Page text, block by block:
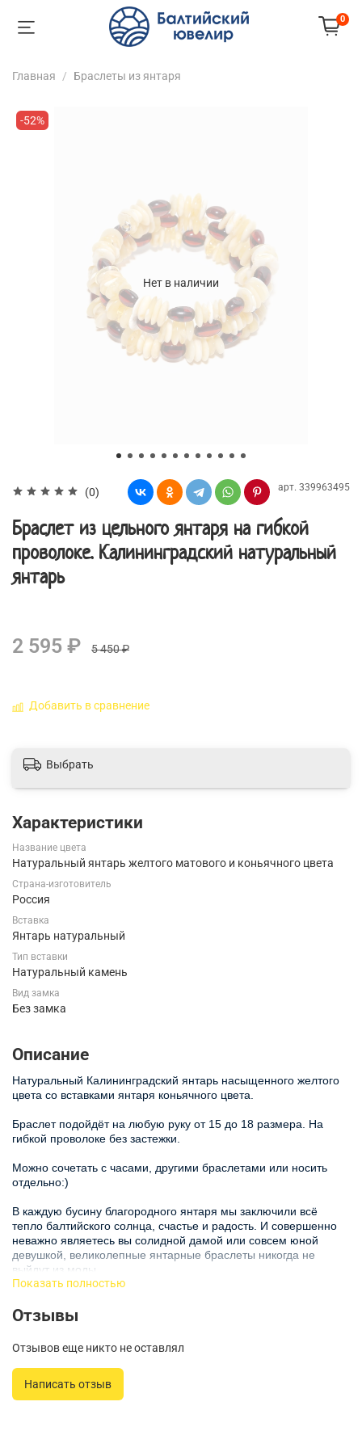
0
Главная Браслеты из янтаря
Нет в наличии
-52%
(0) арт. 339963495
Браслет из цельного янтаря на гибкой
проволоке. Калининградский натуральный
янтарь
2 595 ₽ 5 450 ₽
Добавить в сравнение
Выбрать
Характеристики
Название цвета
Натуральный янтарь желтого матового и коньячного цвета
Страна-изготовитель
Россия
Вставка
Янтарь натуральный
Тип вставки
Натуральный камень
Вид замка
Без замка
Описание
Натуральный Калининградский янтарь насыщенного желтого
цвета со вставками янтаря коньячного цвета.
Браслет подойдёт на любую руку от 15 до 18 размера. На
гибкой проволоке без застежки.
Можно сочетать с часами, другими браслетами или носить
отдельно:)
В каждую бусину благородного янтаря мы заключили всё
тепло балтийского солнца, счастье и радость. И совершенно
неважно являетесь вы солидной дамой или совсем юной
девушкой, великолепные янтарные браслеты никогда не
выйдут из моды.
озаряет вашу жизнь.
НАШИ ПРЕИМУЩЕСТВА:
- Все украшения авторской ручной работы
- Натуральный балтийский янтарь из Янтарного комбината
Показать полностью
Отзывы
Отзывов еще никто не оставлял
Написать отзыв